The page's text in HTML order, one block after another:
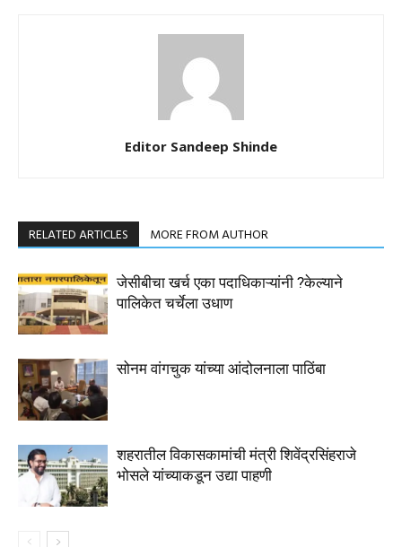
Editor Sandeep Shinde
RELATED ARTICLES MORE FROM AUTHOR
जेसीबीचा खर्च एका पदाधिकाऱ्यांनी ?केल्याने
पालिकेत चर्चेला उधाण
सोनम वांगचुक यांच्या आंदोलनाला पाठिंबा
शहरातील विकासकामांची मंत्री शिवेंद्रसिंहराजे
भोसले यांच्याकडून उद्या पाहणी